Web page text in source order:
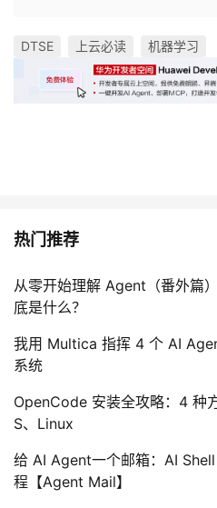
DTSE 上云必读 机器学习
热门推荐
从零开始理解 Agent（番外篇
底是什么？
我用 Multica 指挥 4 个 AI
系统
OpenCode 安装全攻略：4 种
S、Linux
给 AI Agent一个邮箱：AI
程【Agent Mail】